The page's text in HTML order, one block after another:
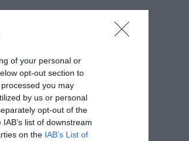
of your personal or
opt-out section to
you may
by us or personal
opt-out of the
list of downstream
on the IAB’s List of